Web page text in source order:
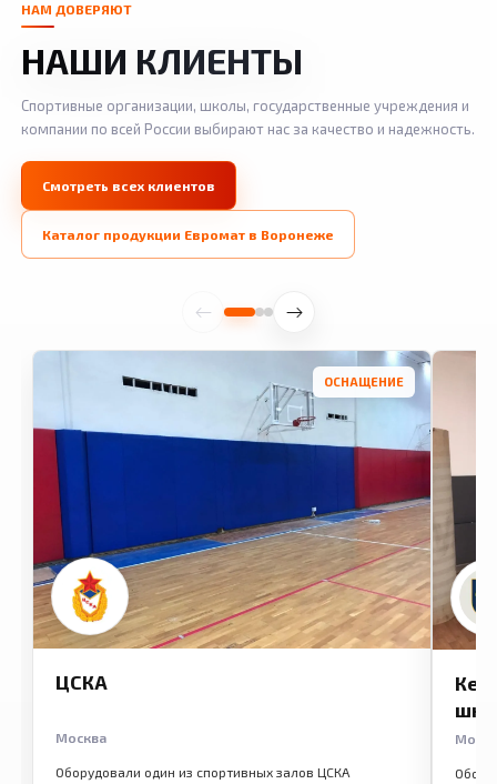
НАМ ДОВЕРЯЮТ
НАШИ КЛИЕНТЫ
Спортивные организации, школы, государственные учреждения и
компании по всей России выбирают нас за качество и надежность.
Смотреть всех клиентов
Каталог продукции Евромат в Воронеже
ОСНАЩЕНИЕ
ЦСКА
Москва
Оборудовали один из спортивных залов ЦСКА